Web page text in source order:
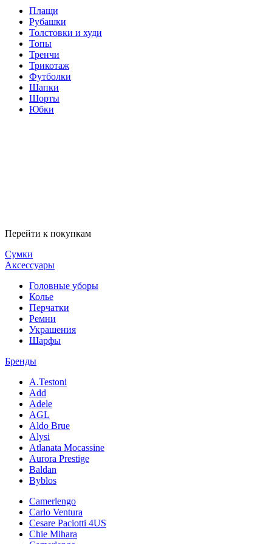
Плащи
Рубашки
Толстовки и худи
Топы
Тренчи
Трикотаж
Футболки
Шапки
Шорты
Юбки
Перейти к покупкам
Сумки
Аксессуары
Головные уборы
Колье
Перчатки
Ремни
Украшения
Шарфы
Бренды
A.Testoni
Add
Adele
AGL
Aldo Brue
Alysi
Atlanata Mocassine
Aurora Prestige
Baldan
Byblos
Camerlengo
Carlo Ventura
Cesare Paciotti 4US
Chie Mihara